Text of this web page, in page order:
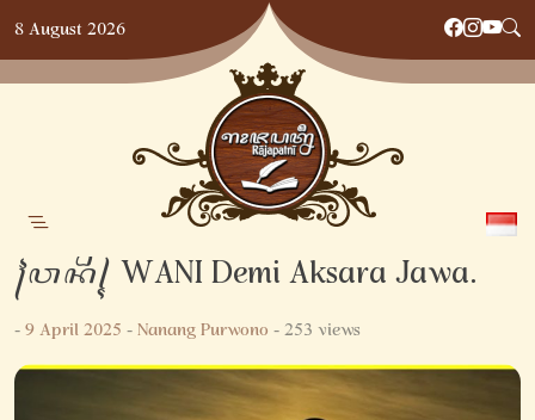
Skip
to
content
8 August 2026
꧌ꦮꦤꦶ꧍ WANI Demi Aksara Jawa.
-9 April 2025-Nanang Purwono- 253 views